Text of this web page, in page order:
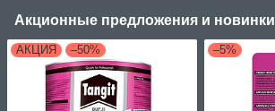
Акционные предложения и новинки
АКЦИЯ –50% –5%